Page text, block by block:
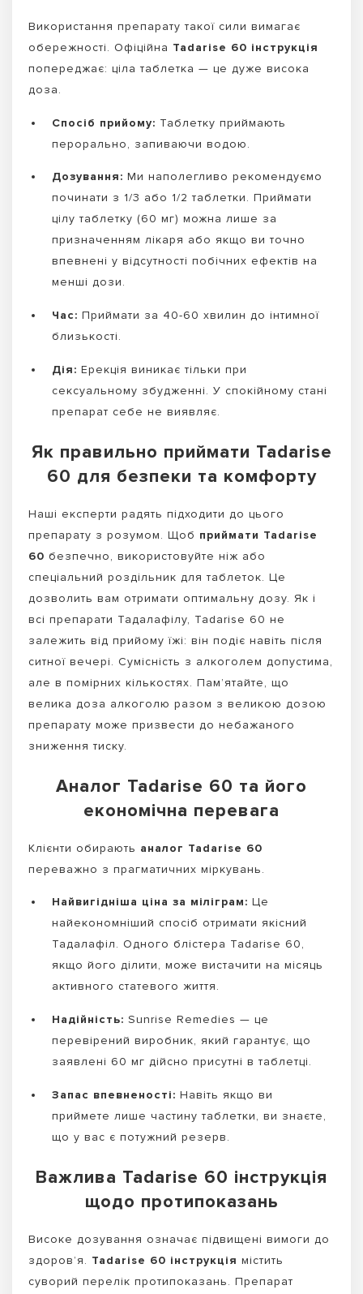
Використання препарату такої сили вимагає
обережності. Офіційна Tadarise 60 інструкція
попереджає: ціла таблетка — це дуже висока
доза.
Спосіб прийому: Таблетку приймають
перорально, запиваючи водою.
Дозування: Ми наполегливо рекомендуємо
починати з 1/3 або 1/2 таблетки. Приймати
цілу таблетку (60 мг) можна лише за
призначенням лікаря або якщо ви точно
впевнені у відсутності побічних ефектів на
менші дози.
Час: Приймати за 40-60 хвилин до інтимної
близькості.
Дія: Ерекція виникає тільки при
сексуальному збудженні. У спокійному стані
препарат себе не виявляє.
Як правильно приймати Tadarise
60 для безпеки та комфорту
Наші експерти радять підходити до цього
препарату з розумом. Щоб приймати Tadarise
60 безпечно, використовуйте ніж або
спеціальний роздільник для таблеток. Це
дозволить вам отримати оптимальну дозу. Як і
всі препарати Тадалафілу, Tadarise 60 не
залежить від прийому їжі: він подіє навіть після
ситної вечері. Сумісність з алкоголем допустима,
але в помірних кількостях. Пам’ятайте, що
велика доза алкоголю разом з великою дозою
препарату може призвести до небажаного
зниження тиску.
Аналог Tadarise 60 та його
економічна перевага
Клієнти обирають аналог Tadarise 60
переважно з прагматичних міркувань.
Найвигідніша ціна за міліграм: Це
найекономніший спосіб отримати якісний
Тадалафіл. Одного блістера Tadarise 60,
якщо його ділити, може вистачити на місяць
активного статевого життя.
Надійність: Sunrise Remedies — це
перевірений виробник, який гарантує, що
заявлені 60 мг дійсно присутні в таблетці.
Запас впевненості: Навіть якщо ви
приймете лише частину таблетки, ви знаєте,
що у вас є потужний резерв.
Важлива Tadarise 60 інструкція
щодо протипоказань
Високе дозування означає підвищені вимоги до
здоров’я. Tadarise 60 інструкція містить
суворий перелік протипоказань. Препарат